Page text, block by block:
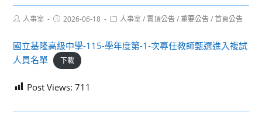
Post人事室
Post2026-06-18
Post人事室 / 置頂公告 / 重要公告 / 首頁公告
國立基隆高級中學-115-學年度第-1-次專任教師甄選進入複試
人員名單
下載
Post Views: 711